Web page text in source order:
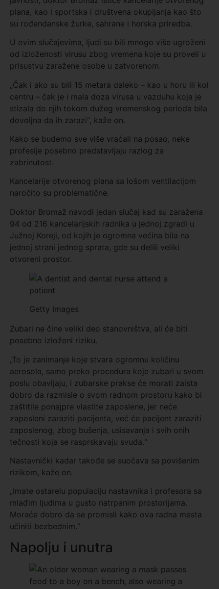
plana, kao i sportska i društvena okupljanja kao što
su rođendanske žurke, sahrane i horska priredba.
U ovim slučajevima, ljudi su bili mnogo više ugroženi
od izloženosti virusu zbog vremena koje su proveli u
prisustvu zaražene osobe u zatvorenom.
„Čak i ako su bili 15 metara daleko – kao u horu ili kol
centru – čak je i mala doza virusa u vazduhu koja je
stizala do njih tokom dužeg vremenskog perioda bila
dovoljna da ih zarazi“, kaže on.
Kako se budemo sve više vraćali na posao, neke
profesije posebno predstavljaju razlog za
zabrinutost.
Kancelarije otvorenog plana sa lošom ventilacijom
naročito su problematične.
Doktor Bromaž navodi jedan slučaj kad su zaražena
94 od 216 kancelarijskih radnika u jednoj zgradi u
Južnoj Koreji, od kojih je ogromna većina bila na
jednoj strani jednog sprata, gde su delili veliki
otvoreni prostor.
Getty Images
Zubari ne čine veliki deo stanovništva, ali će biti
posebno izloženi riziku.
„To je zanimanje koje stvara ogromnu količinu
aerosola, samo preko procedura koje zubari u svom
poslu obavljaju, i zubarske prakse će morati zaista
dobro da razmisle o svom radnom prostoru kako bi
zaštitile ponajpre vlastite zaposlene, jer neće
zaposleni zaraziti pacijenta, već će pacijent zaraziti
zaposlenog, zbog bušenja, usisavanja i svih onih
tečnosti koja se rasprskavaju svuda.“
Nastavnički kadar takođe se suočava sa povišenim
rizikom, kaže on.
„Imate ostarelu populaciju nastavnika i profesora sa
mlađim ljudima u gusto natrpanim prostorijama.
Moraće dobro da se promisli kako ova radna mesta
učiniti bezbednim.“
Napolju i unutra